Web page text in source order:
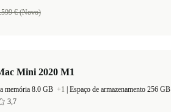
€ (Novo)
Mini 2020 M1
memória 8.0 GB +1 Espaço de armazenamento 256 GB
3,7